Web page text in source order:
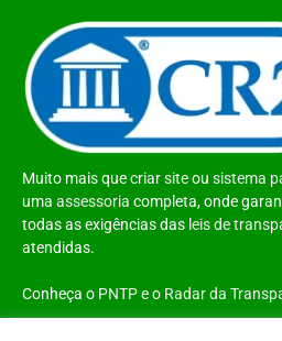
Muito mais quecriar siteou sistema
uma assessoria completa, onde
todas as exigências das leis de
atendidas.
Conheça o PNTPe o Radar da